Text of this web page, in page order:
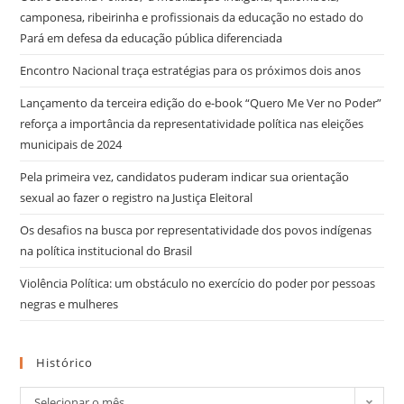
camponesa, ribeirinha e profissionais da educação no estado do
Pará em defesa da educação pública diferenciada
Encontro Nacional traça estratégias para os próximos dois anos
Lançamento da terceira edição do e-book “Quero Me Ver no Poder”
reforça a importância da representatividade política nas eleições
municipais de 2024
Pela primeira vez, candidatos puderam indicar sua orientação
sexual ao fazer o registro na Justiça Eleitoral
Os desafios na busca por representatividade dos povos indígenas
na política institucional do Brasil
Violência Política: um obstáculo no exercício do poder por pessoas
negras e mulheres
Histórico